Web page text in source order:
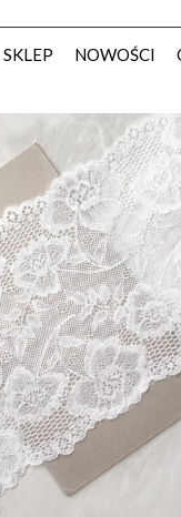
SKLEP NOWOŚCI